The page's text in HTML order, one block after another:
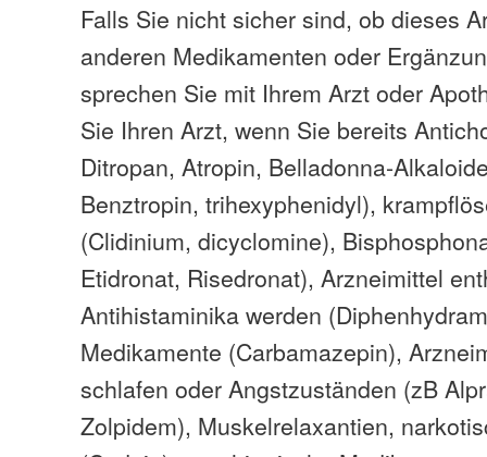
Falls Sie nicht sicher sind, ob dieses
anderen Medikamenten oder
sprechen Sie mit Ihrem Arzt oder
Sie Ihren Arzt, wenn Sie bereits
Ditropan, Atropin, Belladonna-
Benztropin, trihexyphenidyl),
(Clidinium, dicyclomine),
Etidronat, Risedronat), Arzneimittel
Antihistaminika werden
Medikamente (Carbamazepin),
schlafen oder Angstzuständen (zB
Zolpidem), Muskelrelaxantien,